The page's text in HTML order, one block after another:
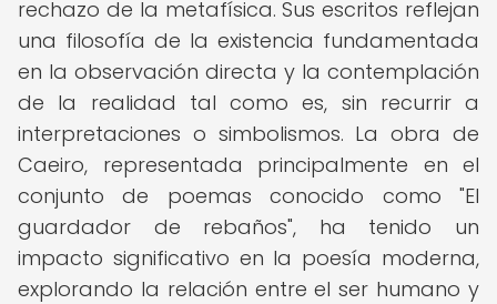
rechazo de la metafísica. Sus escritos reflejan
una filosofía de la existencia fundamentada
en la observación directa y la contemplación
de la realidad tal como es, sin recurrir a
interpretaciones o simbolismos. La obra de
Caeiro, representada principalmente en el
conjunto de poemas conocido como "El
guardador de rebaños", ha tenido un
impacto significativo en la poesía moderna,
explorando la relación entre el ser humano y